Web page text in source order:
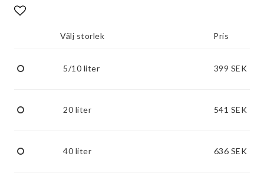
Välj storlek Pris
5/10 liter 399 SEK
20 liter 541 SEK
40 liter 636 SEK